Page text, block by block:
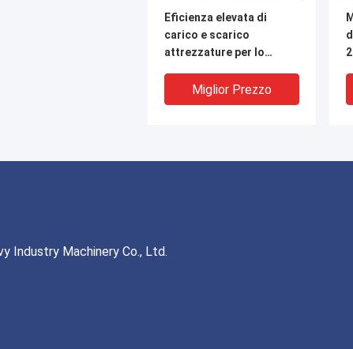
Eficienza elevata di
carico e scarico
attrezzature per lo
ISO9001 20ft container
loader
Miglior Prezzo
Industry Machinery Co., Ltd.